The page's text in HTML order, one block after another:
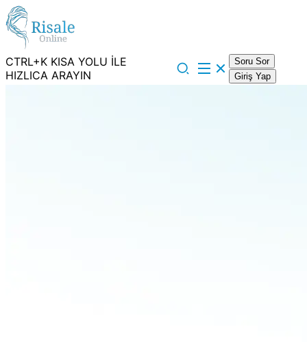
CTRL+K KISA YOLU İLE
HIZLICA ARAYIN
Soru Sor
Giriş Yap